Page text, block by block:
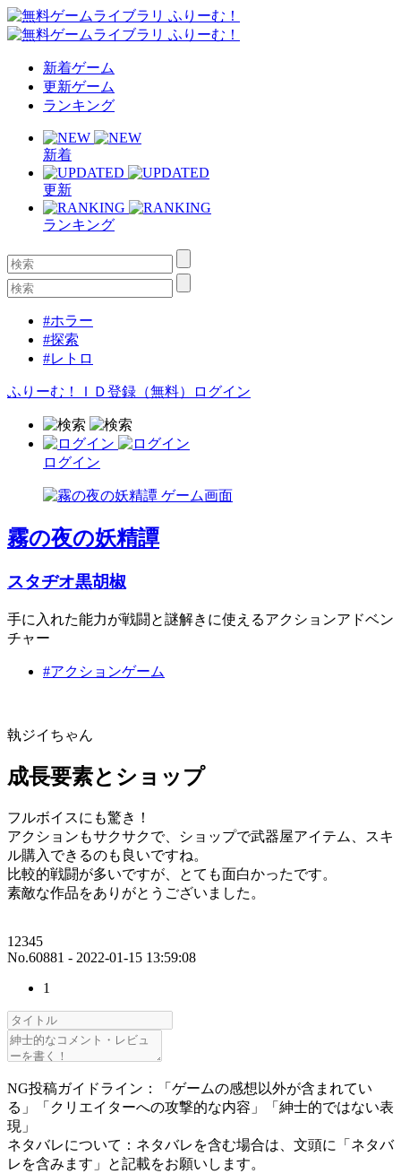
新着ゲーム
更新ゲーム
ランキング
新着
更新
ランキング
#ホラー
#探索
#レトロ
ふりーむ！ＩＤ登録（無料） ログイン
ログイン
霧の夜の妖精譚
スタヂオ黒胡椒
手に入れた能力が戦闘と謎解きに使えるアクションアドベン
チャー
#アクションゲーム
執ジイちゃん
成長要素とショップ
フルボイスにも驚き！
アクションもサクサクで、ショップで武器屋アイテム、スキ
ル購入できるのも良いですね。
比較的戦闘が多いですが、とても面白かったです。
素敵な作品をありがとうございました。
12345
No.60881 - 2022-01-15 13:59:08
1
NG投稿ガイドライン：「ゲームの感想以外が含まれてい
る」「クリエイターへの攻撃的な内容」「紳士的ではない表
現」
ネタバレについて：ネタバレを含む場合は、文頭に「ネタバ
レを含みます」と記載をお願いします。